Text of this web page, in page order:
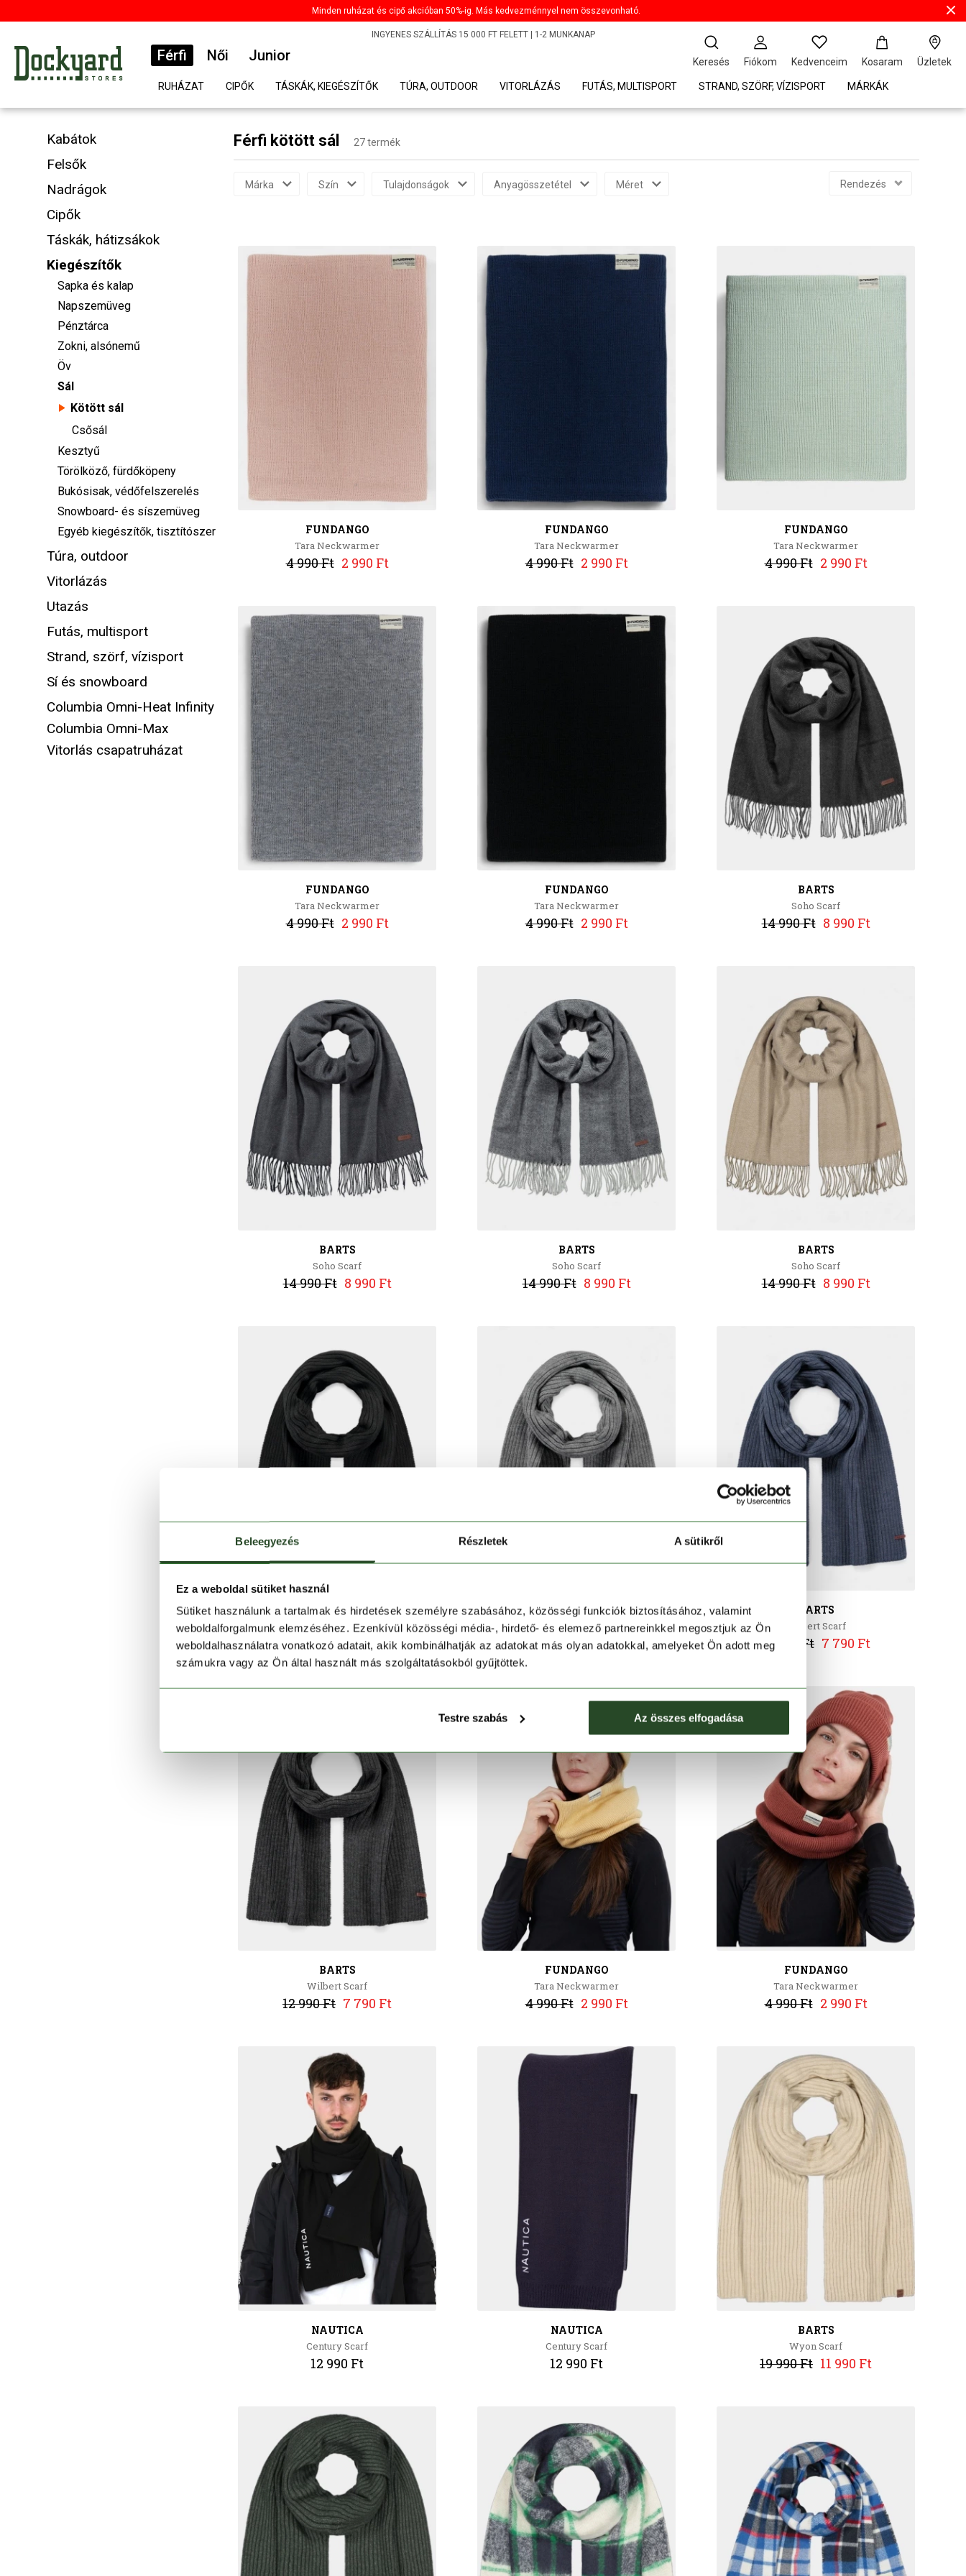
Beleegyezés Részletek A sütikről
Ez a weboldal sütiket használ
Sütiket használunk a tartalmak és hirdetések személyre szabásához, közösségi funkciók biztosításához, valamint
weboldalforgalmunk elemzéséhez. Ezenkívül közösségi média-, hirdető- és elemező partnereinkkel megosztjuk az Ön
weboldalhasználatra vonatkozó adatait, akik kombinálhatják az adatokat más olyan adatokkal, amelyeket Ön adott meg
számukra vagy az Ön által használt más szolgáltatásokból gyűjtöttek.
Testre szabás Az összes elfogadása
Minden ruházat és cipő akcióban 50%-ig. Más kedvezménnyel nem összevonható.
INGYENES SZÁLLÍTÁS 15 000 FT FELETT | 1-2 MUNKANAP
Férfi Női Junior
RUHÁZAT CIPŐK TÁSKÁK, KIEGÉSZÍTŐK TÚRA, OUTDOOR VITORLÁZÁS FUTÁS, MULTISPORT STRAND, SZÖRF, VÍZISPORT MÁRKÁK
Keresés Fiókom Kedvenceim Kosaram Üzletek
Kabátok
Felsők
Nadrágok
Cipők
Táskák, hátizsákok
Kiegészítők
Sapka és kalap
Napszemüveg
Pénztárca
Zokni, alsónemű
Öv
Sál
Kötött sál
Csősál
Kesztyű
Törölköző, fürdőköpeny
Bukósisak, védőfelszerelés
Snowboard- és síszemüveg
Egyéb kiegészítők, tisztítószer
Túra, outdoor
Vitorlázás
Utazás
Futás, multisport
Strand, szörf, vízisport
Sí és snowboard
Columbia Omni-Heat Infinity
Columbia Omni-Max
Vitorlás csapatruházat
Férfi kötött sál 27 termék
Márka Szín Tulajdonságok Anyagösszetétel Méret Rendezés
FUNDANGO
Tara Neckwarmer
4 990 Ft 2 990 Ft
FUNDANGO
Tara Neckwarmer
4 990 Ft 2 990 Ft
FUNDANGO
Tara Neckwarmer
4 990 Ft 2 990 Ft
FUNDANGO
Tara Neckwarmer
4 990 Ft 2 990 Ft
FUNDANGO
Tara Neckwarmer
4 990 Ft 2 990 Ft
BARTS
Soho Scarf
14 990 Ft 8 990 Ft
BARTS
Soho Scarf
14 990 Ft 8 990 Ft
BARTS
Soho Scarf
14 990 Ft 8 990 Ft
BARTS
Soho Scarf
14 990 Ft 8 990 Ft
BARTS
Wilbert Scarf
12 990 Ft 7 790 Ft
BARTS
Wilbert Scarf
12 990 Ft 7 790 Ft
BARTS
Wilbert Scarf
12 990 Ft 7 790 Ft
BARTS
Wilbert Scarf
12 990 Ft 7 790 Ft
FUNDANGO
Tara Neckwarmer
4 990 Ft 2 990 Ft
FUNDANGO
Tara Neckwarmer
4 990 Ft 2 990 Ft
NAUTICA
Century Scarf
12 990 Ft
NAUTICA
Century Scarf
12 990 Ft
BARTS
Wyon Scarf
19 990 Ft 11 990 Ft